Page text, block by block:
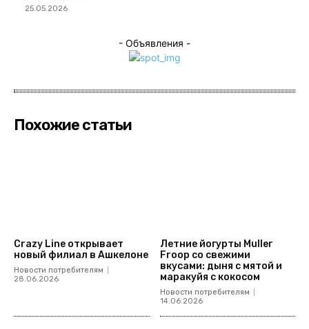
25.05.2026
- Объявления -
Похожие статьи
Crazy Line открывает
новый филиал в Ашкелоне
Новости потребителям
28.06.2026
Летние йогурты Muller
Froop со свежими
вкусами: дыня с мятой и
маракуйя с кокосом
Новости потребителям
14.06.2026